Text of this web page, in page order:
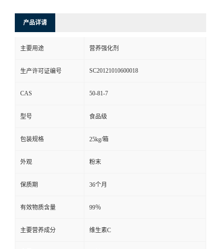
产品详请
主要用途 营养强化剂
生产许可证编号 SC20121010600018
CAS 50-81-7
型号 食品级
包装规格 25kg/箱
外观 粉末
保质期 36个月
有效物质含量 99％
主要营养成分 维生素C